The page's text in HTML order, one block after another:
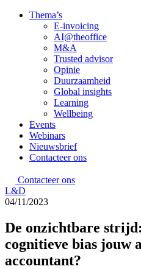
Thema’s
E-invoicing
AI@theoffice
M&A
Trusted advisor
Opinie
Duurzaamheid
Global insights
Learning
Wellbeing
Events
Webinars
Nieuwsbrief
Contacteer ons
Contacteer ons
L&D
04/11/2023
De onzichtbare
cognitieve bias jouw
accountant?